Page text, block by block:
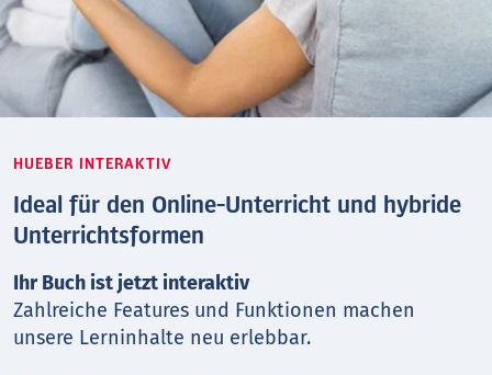
HUEBER INTERAKTIV
Ideal für den Online-Unterricht und hybride
Unterrichtsformen
Ihr Buch ist jetzt interaktiv
Zahlreiche Features und Funktionen machen
unsere Lerninhalte neu erlebbar.